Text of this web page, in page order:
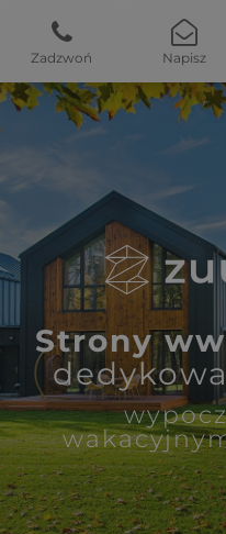
Zadzwoń Napisz
Strony